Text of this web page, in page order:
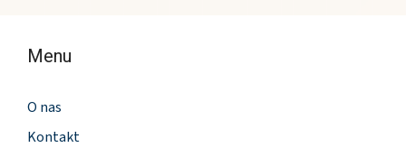
Menu
O nas
Kontakt